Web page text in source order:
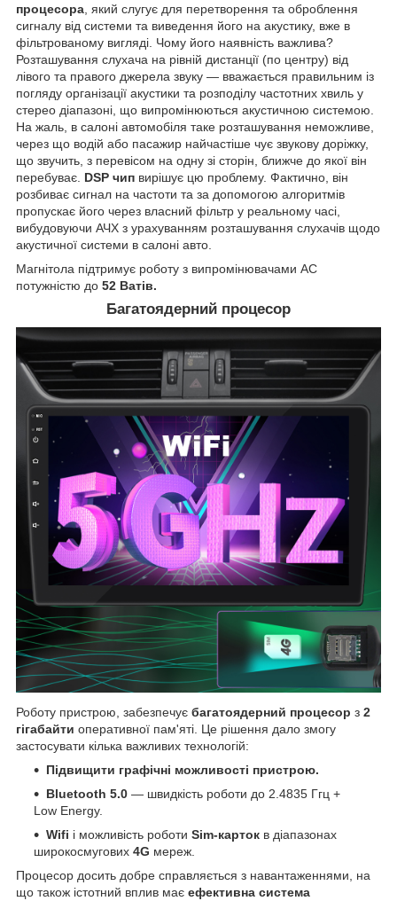
процесора , який слугує для перетворення та оброблення
сигналу від системи та виведення його на акустику, вже в
фільтрованому вигляді. Чому його наявність важлива?
Розташування слухача на рівній дистанції (по центру) від
лівого та правого джерела звуку — вважається правильним із
погляду організації акустики та розподілу частотних хвиль у
стерео діапазоні, що випромінюються акустичною системою.
На жаль, в салоні автомобіля таке розташування неможливе,
через що водій або пасажир найчастіше чує звукову доріжку,
що звучить, з перевісом на одну зі сторін, ближче до якої він
перебуває. DSP чип вирішує цю проблему. Фактично, він
розбиває сигнал на частоти та за допомогою алгоритмів
пропускає його через власний фільтр у реальному часі,
вибудовуючи АЧХ з урахуванням розташування слухачів щодо
акустичної системи в салоні авто.
Магнітола підтримує роботу з випромінювачами АС
потужністю до 52 Ватів.
Багатоядерний процесор
Роботу пристрою, забезпечує багатоядерний процесор з 2
гігабайти оперативної пам'яті. Це рішення дало змогу
застосувати кілька важливих технологій:
Підвищити графічні можливості пристрою.
Bluetooth 5.0 — швидкість роботи до 2.4835 Ггц +
Low Energy.
Wifi і можливість роботи Sim-карток в діапазонах
широкосмугових 4G мереж.
Процесор досить добре справляється з навантаженнями, на
що також істотний вплив має ефективна система